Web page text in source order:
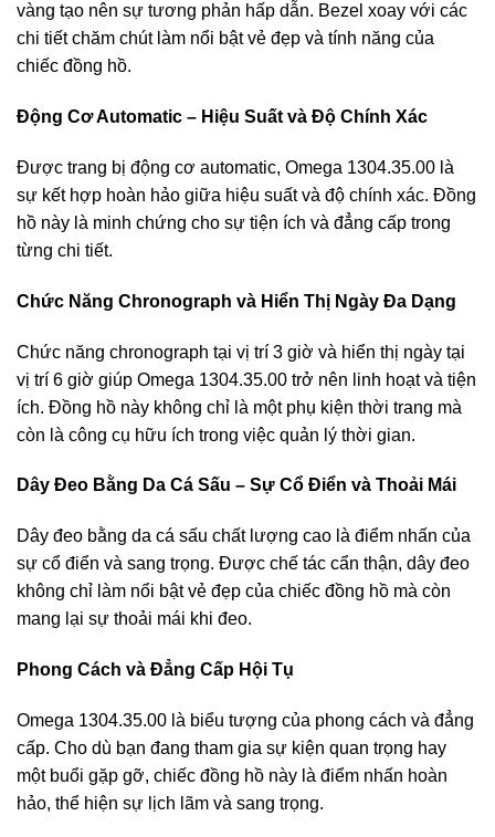
vàng tạo nên sự tương phản hấp dẫn. Bezel xoay với các
chi tiết chăm chút làm nổi bật vẻ đẹp và tính năng của
chiếc đồng hồ.
Động Cơ Automatic – Hiệu Suất và Độ Chính Xác
Được trang bị động cơ automatic, Omega 1304.35.00 là
sự kết hợp hoàn hảo giữa hiệu suất và độ chính xác. Đồng
hồ này là minh chứng cho sự tiện ích và đẳng cấp trong
từng chi tiết.
Chức Năng Chronograph và Hiển Thị Ngày Đa Dạng
Chức năng chronograph tại vị trí 3 giờ và hiển thị ngày tại
vị trí 6 giờ giúp Omega 1304.35.00 trở nên linh hoạt và tiện
ích. Đồng hồ này không chỉ là một phụ kiện thời trang mà
còn là công cụ hữu ích trong việc quản lý thời gian.
Dây Đeo Bằng Da Cá Sấu – Sự Cổ Điển và Thoải Mái
Dây đeo bằng da cá sấu chất lượng cao là điểm nhấn của
sự cổ điển và sang trọng. Được chế tác cẩn thận, dây đeo
không chỉ làm nổi bật vẻ đẹp của chiếc đồng hồ mà còn
mang lại sự thoải mái khi đeo.
Phong Cách và Đẳng Cấp Hội Tụ
Omega 1304.35.00 là biểu tượng của phong cách và đẳng
cấp. Cho dù bạn đang tham gia sự kiện quan trọng hay
một buổi gặp gỡ, chiếc đồng hồ này là điểm nhấn hoàn
hảo, thể hiện sự lịch lãm và sang trọng.